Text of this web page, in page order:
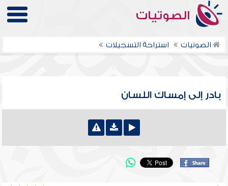
الصوتيات
الصوتيات استراحة التسجيلات
بادر إلى إمساك اللسان